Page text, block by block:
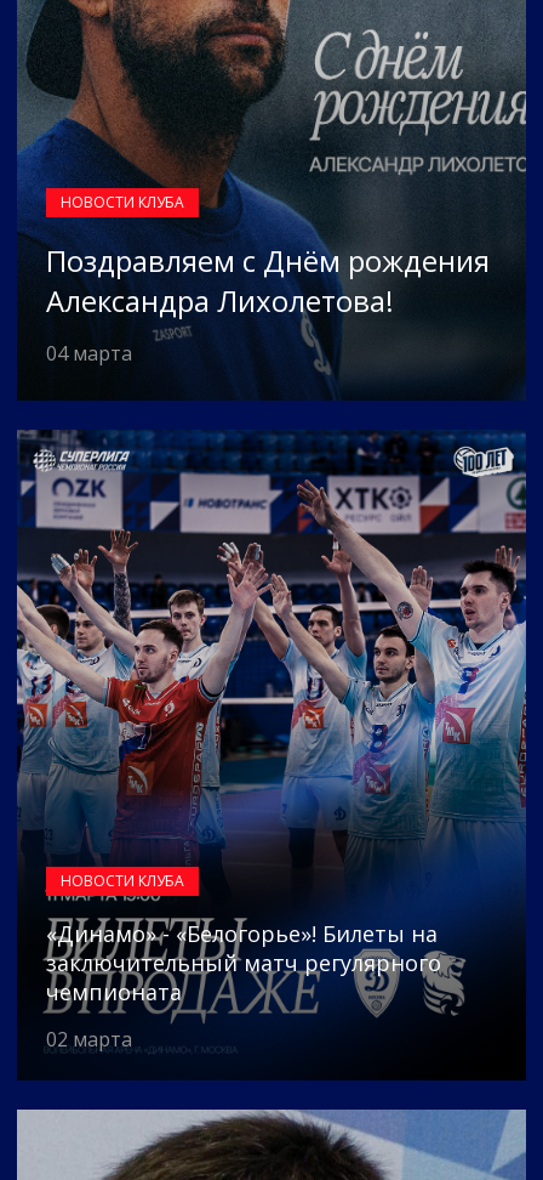
НОВОСТИ КЛУБА
Поздравляем с Днём рождения
Александра Лихолетова!
04 марта
НОВОСТИ КЛУБА
«Динамо» - «Белогорье»! Билеты на
заключительный матч регулярного
чемпионата
02 марта